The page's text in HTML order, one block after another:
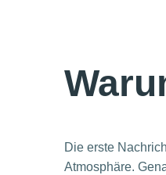
Die erste
Atmosphäre.